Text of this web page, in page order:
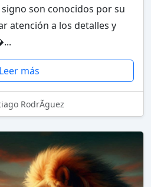
son conocidos por su
atención a los detalles y
Leer más
RodrÃ­guez